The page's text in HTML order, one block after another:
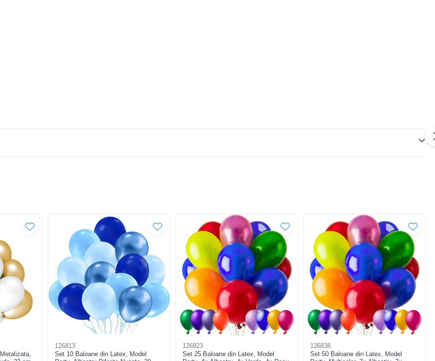
126813
Set 10 Baloane din Latex, Model
126823
Set 25 Baloane din Latex, Model
126838
Set 50 Baloane din Latex, Model